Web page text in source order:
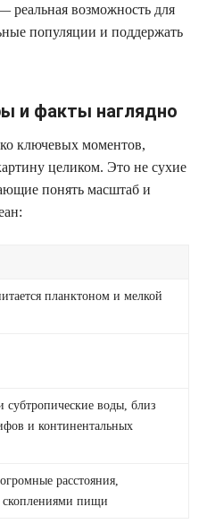
реальная возможность для
популяции и поддержать
и факты наглядно
ключевых моментов,
целиком. Это не сухие
понять масштаб и
планктоном и мелкой
субтропические воды, близ
и континентальных
расстояния,
скоплениями пищи